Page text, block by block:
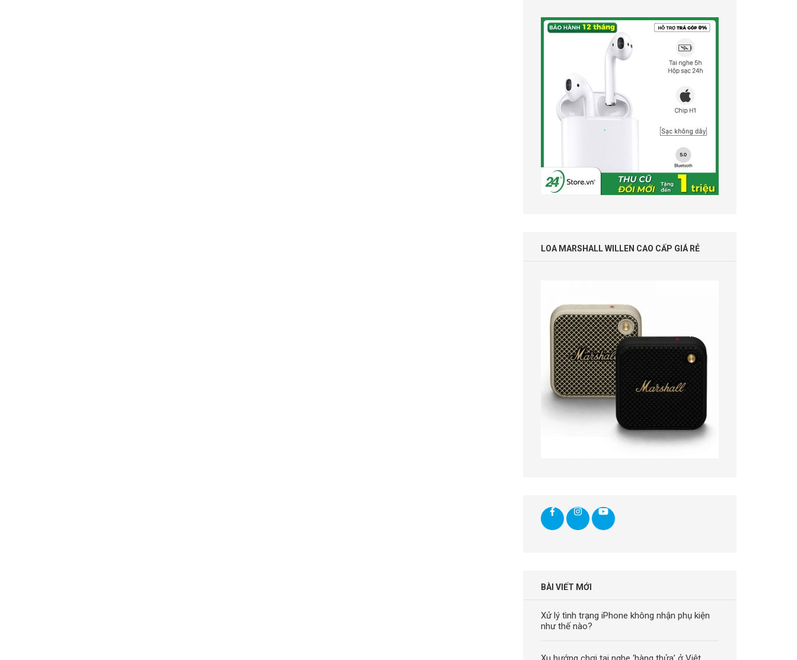
LOA MARSHALL WILLEN CAO CẤP GIÁ RẺ
BÀI VIẾT MỚI
Xử lý tình trạng iPhone không nhận phụ kiện
như thế nào?